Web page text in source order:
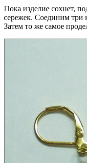
Пока изделие сохнет,
сережек. Соединим три
Затем то же самое